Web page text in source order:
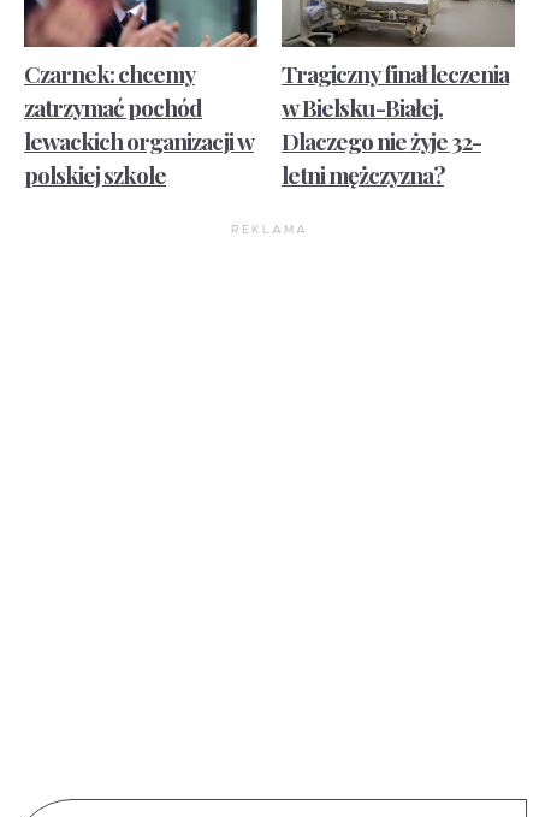
Czarnek: chcemy
zatrzymać pochód
lewackich organizacji w
polskiej szkole
Tragiczny finał leczenia
w Bielsku-Białej.
Dlaczego nie żyje 32-
letni mężczyzna?
REKLAMA